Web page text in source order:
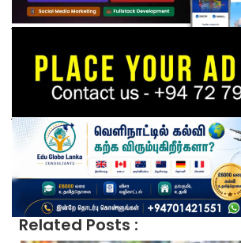
Related Posts :